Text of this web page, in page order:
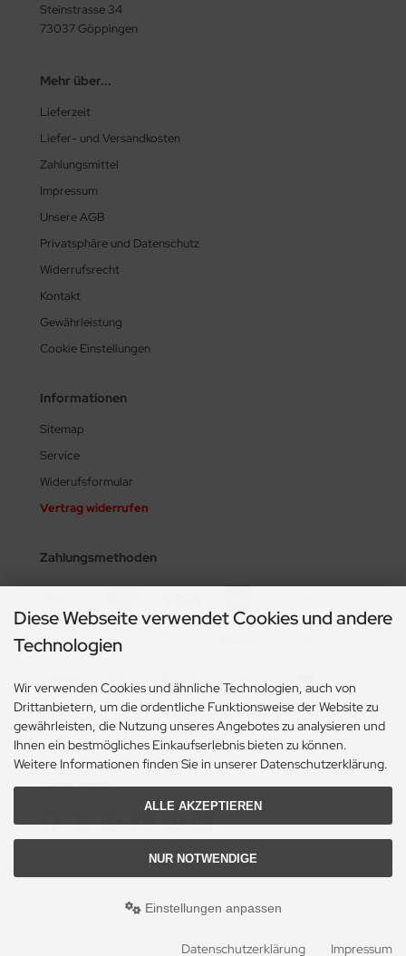
Steinstrasse 34
73037 Göppingen
Mehr über...
Lieferzeit
Liefer- und Versandkosten
Zahlungsmittel
Impressum
Unsere AGB
Privatsphäre und Datenschutz
Widerrufsrecht
Kontakt
Gewährleistung
Cookie Einstellungen
Informationen
Sitemap
Service
Widerufsformular
Vertrag widerrufen
Zahlungsmethoden
Social Media
Alle Preise inkl. gesetzl. MwSt. zzgl. Versandkosten
entsprechen dem bisherigen Preis bei Reinigungsgeraete, Reinigungsbedarf, MoppShop.
modified eCommerce Shopsoftware
Diese Webseite verwendet Cookies und andere
Technologien
Wir verwenden Cookies und ähnliche Technologien, auch von
Drittanbietern, um die ordentliche Funktionsweise der Website zu
gewährleisten, die Nutzung unseres Angebotes zu analysieren und
Ihnen ein bestmögliches Einkaufserlebnis bieten zu können.
Weitere Informationen finden Sie in unserer Datenschutzerklärung.
ALLE AKZEPTIEREN
NUR NOTWENDIGE
Einstellungen anpassen
Datenschutzerklärung Impressum